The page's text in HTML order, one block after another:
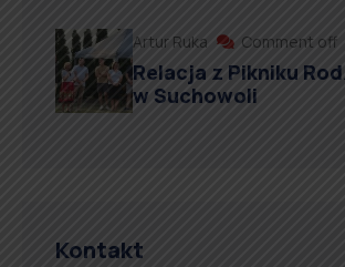
Artur Ruka Comment off
Relacja z Pikniku
w Suchowoli
Kontakt